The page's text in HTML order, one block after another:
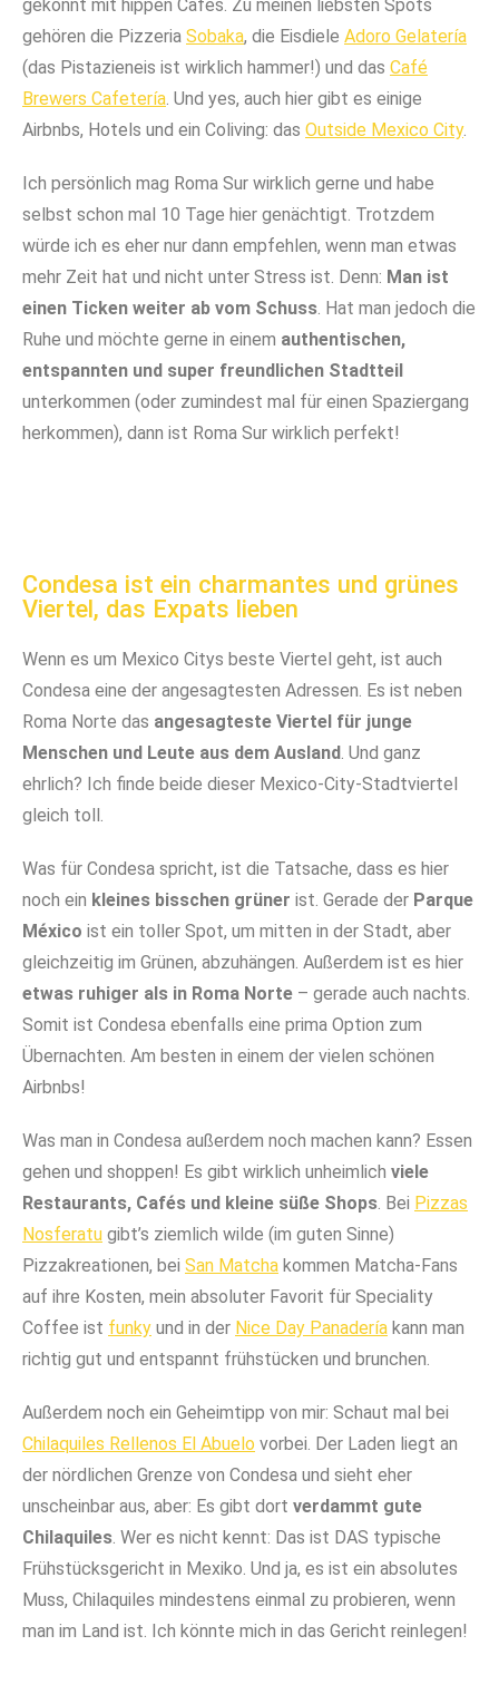
gekonnt mit hippen Cafés. Zu meinen liebsten Spots
gehören die Pizzeria Sobaka, die Eisdiele Adoro Gelatería
(das Pistazieneis ist wirklich hammer!) und das Café
Brewers Cafetería. Und yes, auch hier gibt es einige
Airbnbs, Hotels und ein Coliving: das Outside Mexico City.
Ich persönlich mag Roma Sur wirklich gerne und habe
selbst schon mal 10 Tage hier genächtigt. Trotzdem
würde ich es eher nur dann empfehlen, wenn man etwas
mehr Zeit hat und nicht unter Stress ist. Denn: Man ist
einen Ticken weiter ab vom Schuss. Hat man jedoch die
Ruhe und möchte gerne in einem authentischen,
entspannten und super freundlichen Stadtteil
unterkommen (oder zumindest mal für einen Spaziergang
herkommen), dann ist Roma Sur wirklich perfekt!
Condesa ist ein charmantes und grünes
Viertel, das Expats lieben
Wenn es um Mexico Citys beste Viertel geht, ist auch
Condesa eine der angesagtesten Adressen. Es ist neben
Roma Norte das angesagteste Viertel für junge
Menschen und Leute aus dem Ausland. Und ganz
ehrlich? Ich finde beide dieser Mexico-City-Stadtviertel
gleich toll.
Was für Condesa spricht, ist die Tatsache, dass es hier
noch ein kleines bisschen grüner ist. Gerade der Parque
México ist ein toller Spot, um mitten in der Stadt, aber
gleichzeitig im Grünen, abzuhängen. Außerdem ist es hier
etwas ruhiger als in Roma Norte – gerade auch nachts.
Somit ist Condesa ebenfalls eine prima Option zum
Übernachten. Am besten in einem der vielen schönen
Airbnbs!
Was man in Condesa außerdem noch machen kann? Essen
gehen und shoppen! Es gibt wirklich unheimlich viele
Restaurants, Cafés und kleine süße Shops. Bei Pizzas
Nosferatu gibt’s ziemlich wilde (im guten Sinne)
Pizzakreationen, bei San Matcha kommen Matcha-Fans
auf ihre Kosten, mein absoluter Favorit für Speciality
Coffee ist funky und in der Nice Day Panadería kann man
richtig gut und entspannt frühstücken und brunchen.
Außerdem noch ein Geheimtipp von mir: Schaut mal bei
Chilaquiles Rellenos El Abuelo vorbei. Der Laden liegt an
der nördlichen Grenze von Condesa und sieht eher
unscheinbar aus, aber: Es gibt dort verdammt gute
Chilaquiles. Wer es nicht kennt: Das ist DAS typische
Frühstücksgericht in Mexiko. Und ja, es ist ein absolutes
Muss, Chilaquiles mindestens einmal zu probieren, wenn
man im Land ist. Ich könnte mich in das Gericht reinlegen!